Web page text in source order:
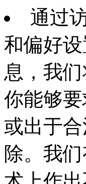
通过
和偏好
息，我
你能够
或出于
除。我